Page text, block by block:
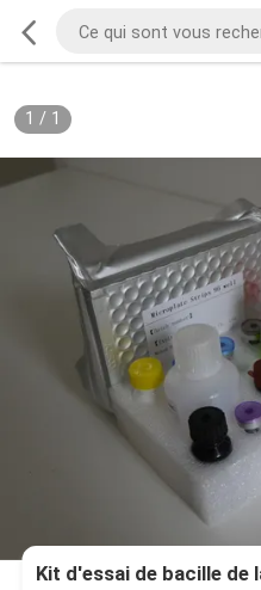
1 / 1
Kit d'essai de bacille de